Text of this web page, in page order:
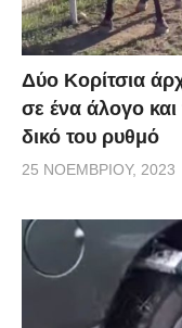
Δύο Κορίτσια
σε ένα άλογο και
δικό του ρυθμό
25 ΝΟΕΜΒΡΊΟΥ, 2023